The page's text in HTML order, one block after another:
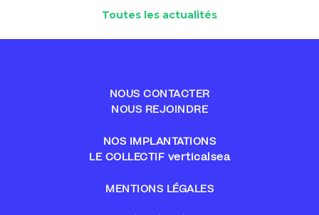
Toutes les actualités
NOUS CONTACTER
NOUS REJOINDRE
NOS IMPLANTATIONS
LE COLLECTIF verticalsea
MENTIONS LÉGALES